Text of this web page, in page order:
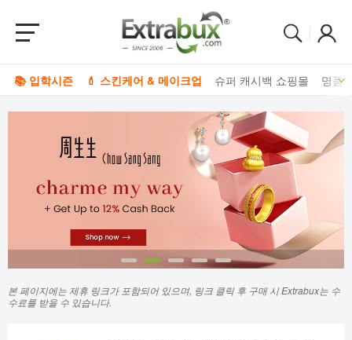
📚 입학시즌 💄 스킨케어 & 메이크업 슈퍼 캐시백 쇼핑몰 명품
본 페이지에는 제휴 링크가 포함되어 있으며, 링크 클릭 후 구매 시 Extrabux는 수
수료를 받을 수 있습니다.